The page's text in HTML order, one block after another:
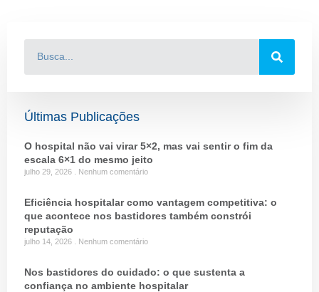
Últimas Publicações
O hospital não vai virar 5×2, mas vai sentir o fim da
escala 6×1 do mesmo jeito
julho 29, 2026 Nenhum comentário
Eficiência hospitalar como vantagem competitiva: o
que acontece nos bastidores também constrói
reputação
julho 14, 2026 Nenhum comentário
Nos bastidores do cuidado: o que sustenta a
confiança no ambiente hospitalar